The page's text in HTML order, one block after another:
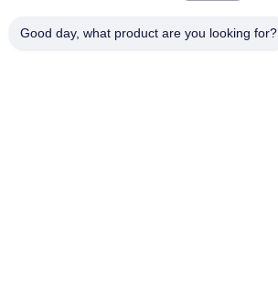
江蘇省、中国
Good day, what product are you looking for?